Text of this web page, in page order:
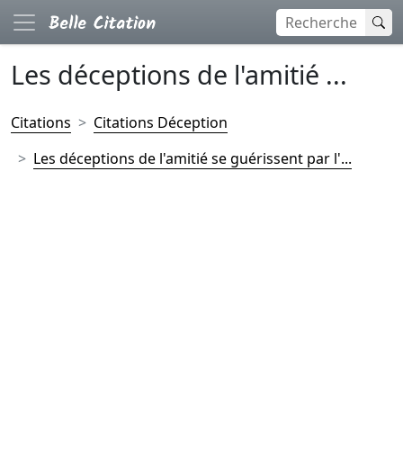
Les déceptions de l'amitié ...
Citations
Citations Déception
Les déceptions de l'amitié se guérissent par l'...